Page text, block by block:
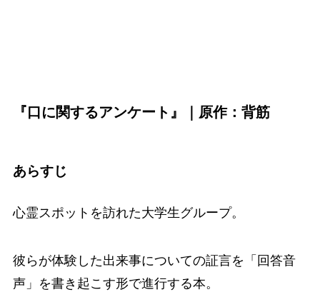
『口に関するアンケート』｜原作：背筋
あらすじ
心霊スポットを訪れた大学生グループ。
彼らが体験した出来事についての証言を「回答音
声」を書き起こす形で進行する本。